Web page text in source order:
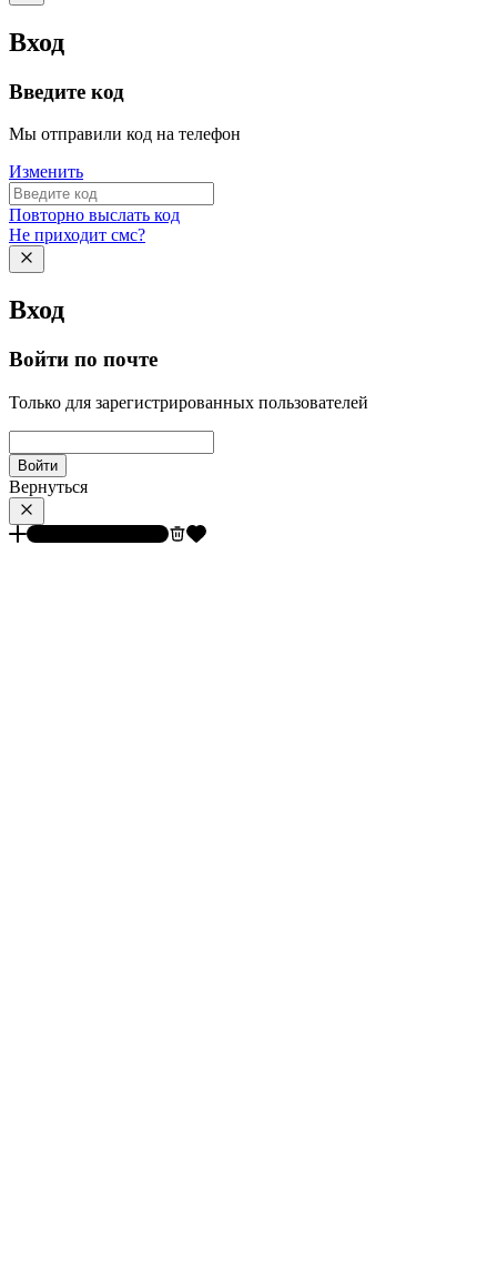
Вход
Введите код
Мы отправили код на телефон
Изменить
Повторно выслать код
Не приходит смс?
Вход
Войти по почте
Только для зарегистрированных пользователей
Войти
Вернуться